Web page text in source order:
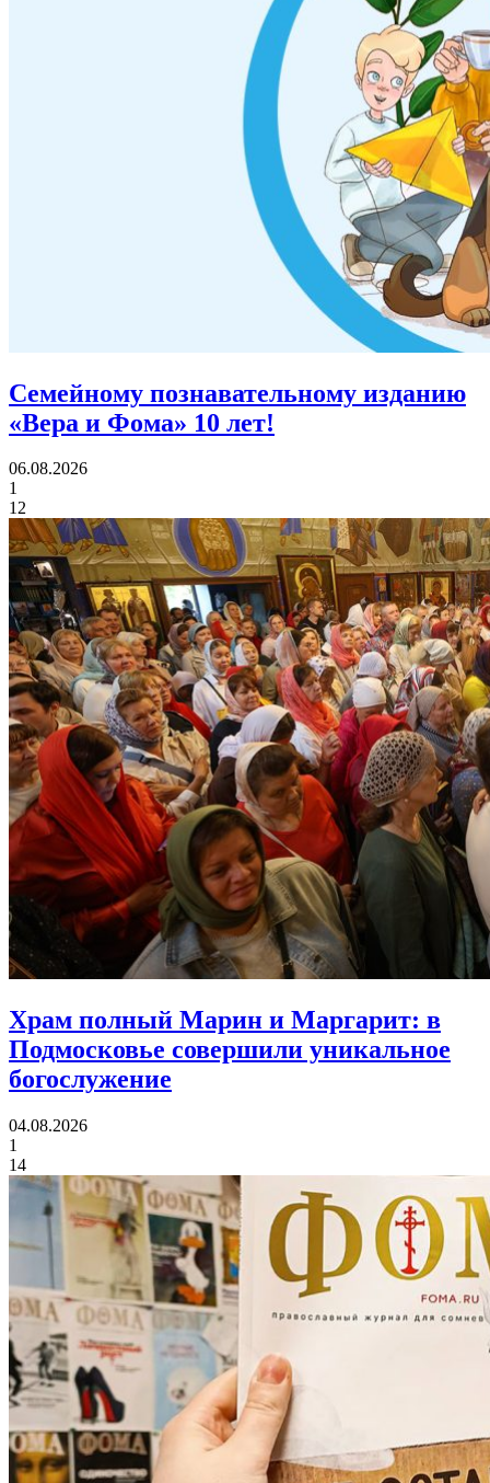
Семейному познавательному изданию
«Вера и Фома» 10 лет!
06.08.2026
1
12
Храм полный Марин и Маргарит: в
Подмосковье совершили уникальное
богослужение
04.08.2026
1
14